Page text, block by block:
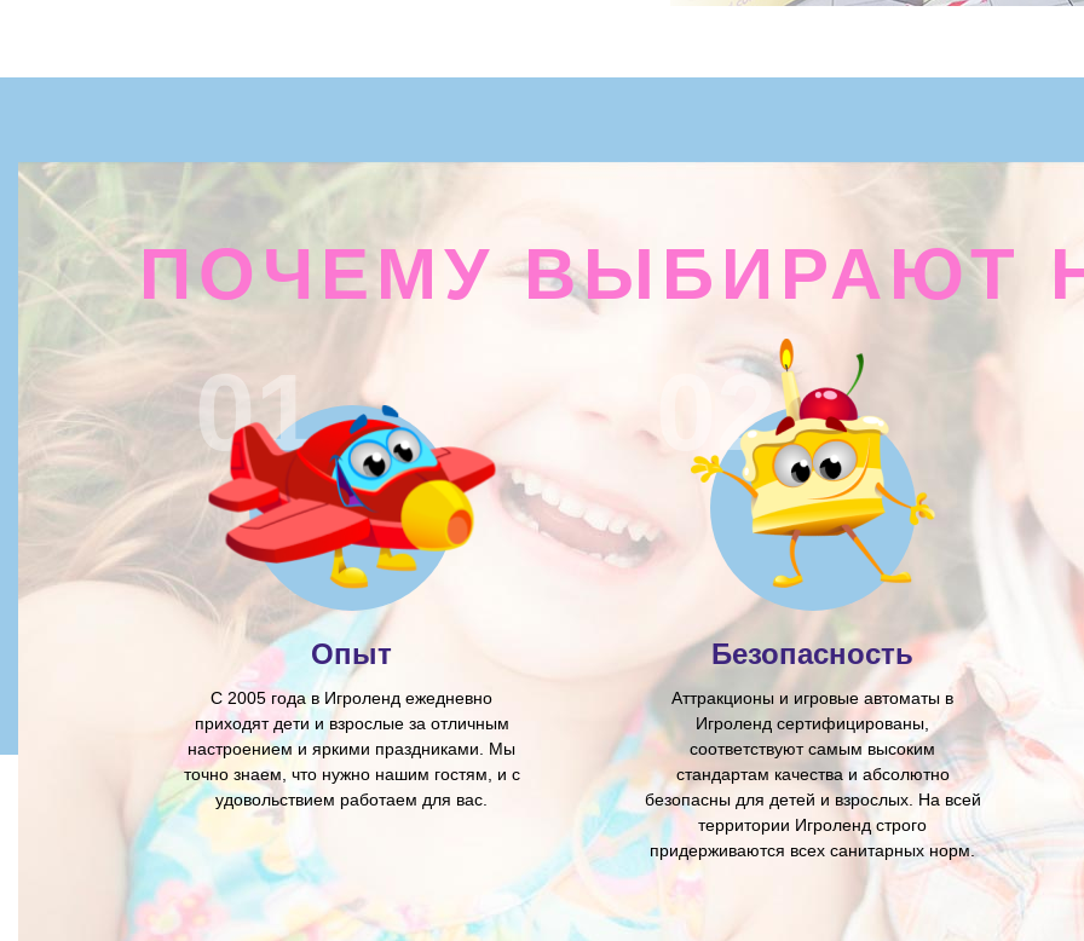
ПОЧЕМУ ВЫБИРАЮТ
Опыт
С 2005 года в Игроленд ежедневно
приходят дети и взрослые за отличным
настроением и яркими праздниками. Мы
точно знаем, что нужно нашим гостям, и с
удовольствием работаем для вас.
Безопасность
Аттракционы и игровые автоматы в
Игроленд сертифицированы,
соответствуют самым высоким
стандартам качества и абсолютно
безопасны для детей и взрослых. На всей
территории Игроленд строго
придерживаются всех санитарных норм.